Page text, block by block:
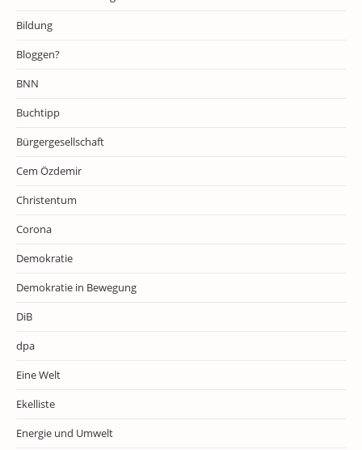
Bildung
Bloggen?
BNN
Buchtipp
Bürgergesellschaft
Cem Özdemir
Christentum
Corona
Demokratie
Demokratie in Bewegung
DiB
dpa
Eine Welt
Ekelliste
Energie und Umwelt